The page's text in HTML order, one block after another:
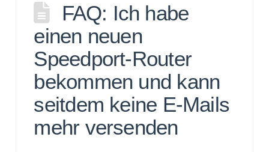
FAQ: Ich habe
einen neuen
Speedport-Router
bekommen und kann
seitdem keine E-Mails
mehr versenden